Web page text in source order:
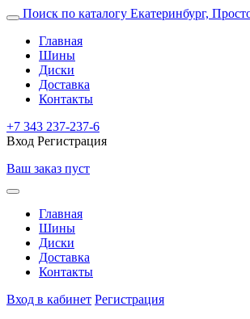
Поиск по каталогу Екатеринбург,
Главная
Шины
Диски
Доставка
Контакты
+7 343 237-237-6
Вход Регистрация
Ваш заказ пуст
Главная
Шины
Диски
Доставка
Контакты
Вход в кабинет Регистрация